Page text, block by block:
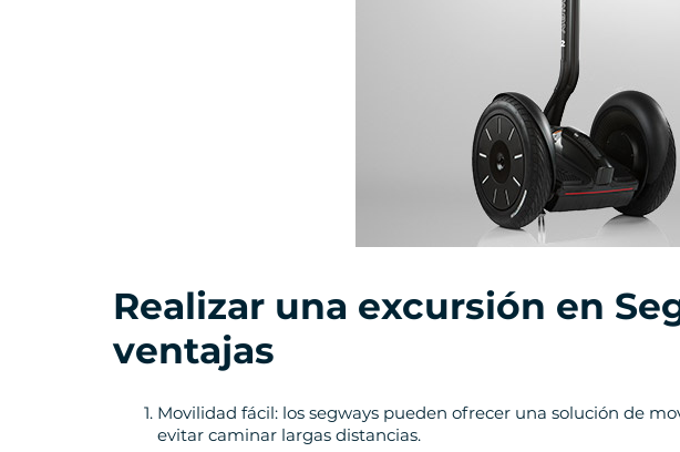
Realizar una excursión en
ventajas
Movilidad fácil: los segways pueden ofrecer una solución de
evitar caminar largas distancias.